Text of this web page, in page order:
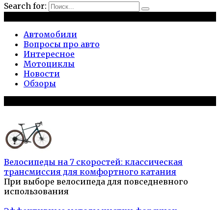
Search for:
Автомобили
Вопросы про авто
Интересное
Мотоциклы
Новости
Обзоры
Велосипеды на 7 скоростей: классическая
трансмиссия для комфортного катания
При выборе велосипеда для повседневного
использования